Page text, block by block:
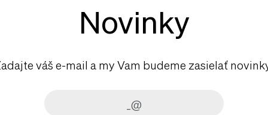
Novinky
váš e-mail a my Vam budeme zasielať